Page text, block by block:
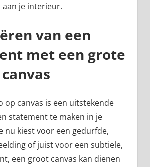
aan je interieur.
van een
met een grote
op canvas is een uitstekende
statement te maken in je
nu kiest voor een gedurfde,
of juist voor een subtiele,
een groot canvas kan dienen